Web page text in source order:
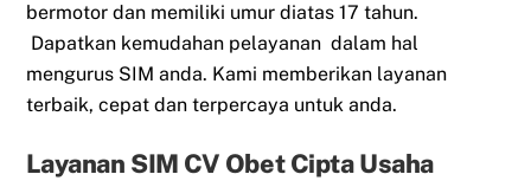
bermotor dan memiliki umur diatas 17 tahun.
Dapatkan kemudahan pelayanan dalam hal
mengurus SIM anda. Kami memberikan layanan
terbaik, cepat dan terpercaya untuk anda.
Layanan SIM CV Obet Cipta Usaha